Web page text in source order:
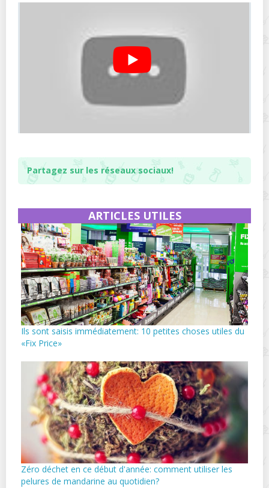
Partagez sur les réseaux sociaux!
ARTICLES UTILES
Ils sont saisis immédiatement: 10 petites choses utiles du
«Fix Price»
Zéro déchet en ce début d'année: comment utiliser les
pelures de mandarine au quotidien?